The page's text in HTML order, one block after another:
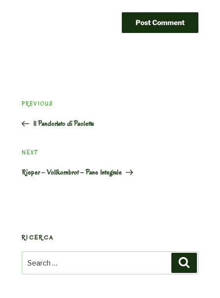
navigation
Previous
PREVIOUS
Il Pandorlato di Paoletta
Next
NEXT
Rieper – Vollkornbrot – Pane Integrale
RICERCA
Search
for: